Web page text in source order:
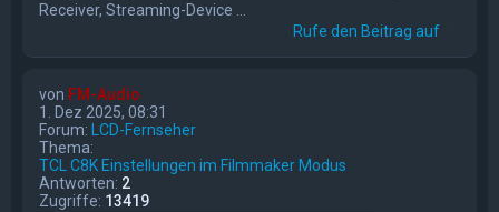
Receiver, Streaming-Device ...
Rufe den Beitrag auf
von FM-Audio
1. Dez 2025, 08:31
Forum: LCD-Fernseher
Thema:
TCL C8K Einstellungen im Filmmaker Modus
Antworten: 2
Zugriffe: 13419